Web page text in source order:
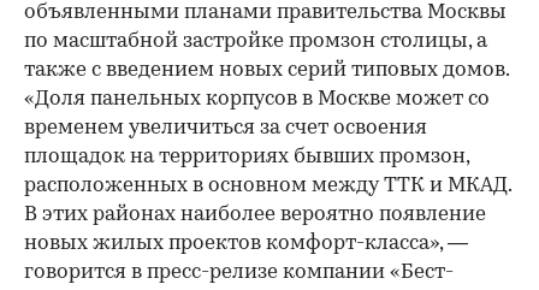
объявленными планами правительства Москвы
по масштабной застройке промзон столицы, а
также с введением новых серий типовых домов.
«Доля панельных корпусов в Москве может со
временем увеличиться за счет освоения
площадок на территориях бывших промзон,
расположенных в основном между ТТК и МКАД.
В этих районах наиболее вероятно появление
новых жилых проектов комфорт-класса», —
говорится в пресс-релизе компании «Бест-